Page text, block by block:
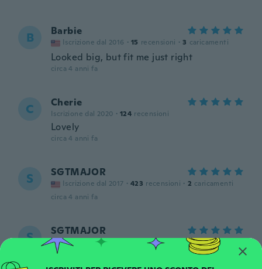
B Barbie
Iscrizione dal 2016 · 15 recensioni · 3 caricamenti
Looked big, but fit me just right
circa 4 anni fa
C Cherie
Iscrizione dal 2020 · 124 recensioni
Lovely
circa 4 anni fa
S SGTMAJOR
Iscrizione dal 2017 · 423 recensioni · 2 caricamenti
circa 4 anni fa
S SGTMAJOR
Iscrizione dal 2017 recensioni 2 caricamenti
circa 4 anni fa